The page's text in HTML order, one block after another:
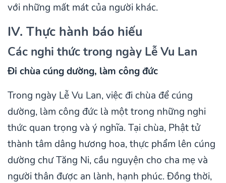
với những mất mát của người khác.
IV. Thực hành báo hiếu
Các nghi thức trong ngày Lễ Vu Lan
Đi chùa cúng dường, làm công đức
Trong ngày Lễ Vu Lan, việc đi chùa để cúng
dường, làm công đức là một trong những nghi
thức quan trọng và ý nghĩa. Tại chùa, Phật tử
thành tâm dâng hương hoa, thực phẩm lên cúng
dường chư Tăng Ni, cầu nguyện cho cha mẹ và
người thân được an lành, hạnh phúc. Đồng thời,